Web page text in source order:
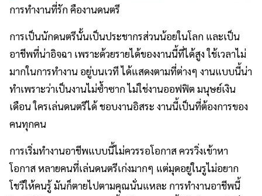
การทำงานที่รัก คืองานดนตรี
การเป็นนักดนตรีนั้นเป็นประชากรส่วนน้อยในโลก และเป็น
อาชีพที่น่าอิจฉา เพราะด้วยรายได้ของงานนี้ที่ได้สูง ใช้เวลาไม่
มากในการทำงาน อยู่บนเวที ได้แสดงตามที่ต่างๆ งานแบบนี้น่า
ทำเพราะว่าเป็นงานไม่ซ้ำซาก ไม่ใช่งานออฟฟิต มนุษย์เงิน
เดือน ใครเล่นดนตรีได้ ชอบงานอิสระ งานนี้เป็นที่ต้องการของ
คนทุกคน
การเริ่มทำงานอาชีพแบบนี้ไม่ควรรอโอกาส ควรวิ่งเข้าหา
โอกาส หลายคนที่เล่นดนตรีเก่งมากๆ แต่มุดอยู่ในรูไม่อยาก
โชวืให้คนรู้ มันก็ตายไปตามคุณนั่นแหละ การทำงานอาชีพนี้